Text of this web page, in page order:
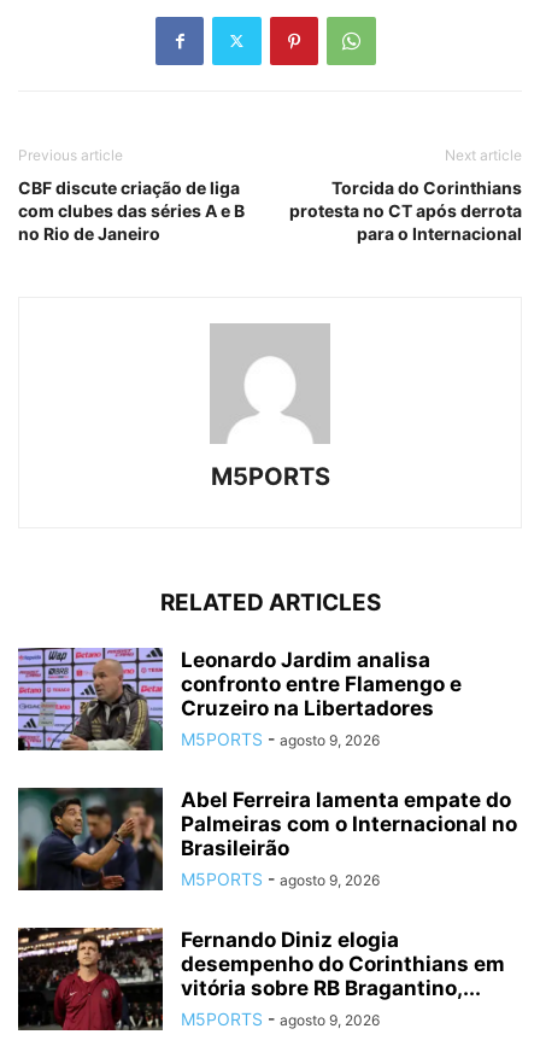
Previous article
CBF discute criação de liga
com clubes das séries A e B
no Rio de Janeiro
Next article
Torcida do Corinthians
protesta no CT após derrota
para o Internacional
M5PORTS
RELATED ARTICLES
Leonardo Jardim analisa
confronto entre Flamengo e
Cruzeiro na Libertadores
M5PORTS - agosto 9, 2026
Abel Ferreira lamenta empate do
Palmeiras com o Internacional no
Brasileirão
M5PORTS - agosto 9, 2026
Fernando Diniz elogia
desempenho do Corinthians em
vitória sobre RB Bragantino,...
M5PORTS - agosto 9, 2026